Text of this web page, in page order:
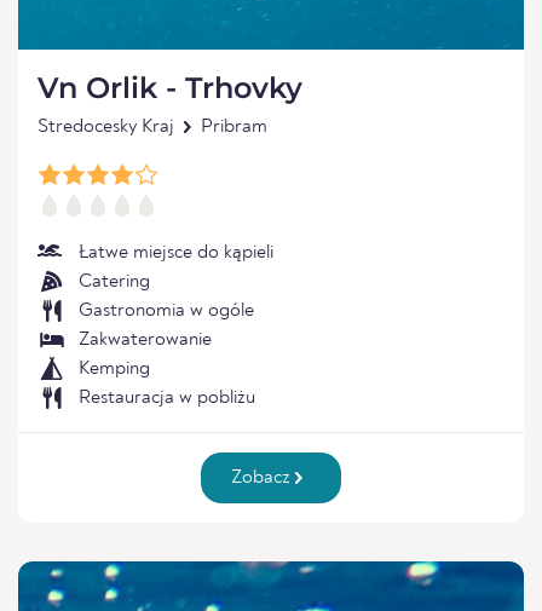
Vn Orlik - Trhovky
Stredocesky Kraj Pribram
Łatwe miejsce do kąpieli
Catering
Gastronomia w ogóle
Zakwaterowanie
Kemping
Restauracja w pobliżu
Zobacz